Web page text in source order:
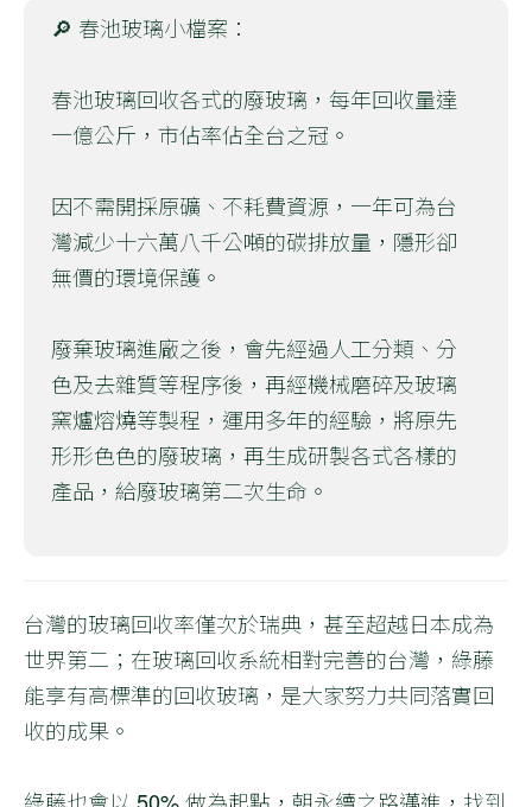
🔎 春池玻璃小檔案：
春池玻璃回收各式的廢玻璃，每年回收量達
一億公斤，市佔率佔全台之冠。
因不需開採原礦、不耗費資源，一年可為台
灣減少十六萬八千公噸的碳排放量，隱形卻
無價的環境保護。
廢棄玻璃進廠之後，會先經過人工分類、分
色及去雜質等程序後，再經機械磨碎及玻璃
窯爐熔燒等製程，運用多年的經驗，將原先
形形色色的廢玻璃，再生成研製各式各樣的
產品，給廢玻璃第二次生命。
台灣的玻璃回收率僅次於瑞典，甚至超越日本成為
世界第二；在玻璃回收系統相對完善的台灣，綠藤
能享有高標準的回收玻璃，是大家努力共同落實回
收的成果。
綠藤也會以 50% 做為起點，朝永續之路邁進，找到